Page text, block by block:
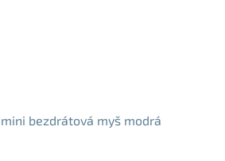
bezdrátová myš modrá